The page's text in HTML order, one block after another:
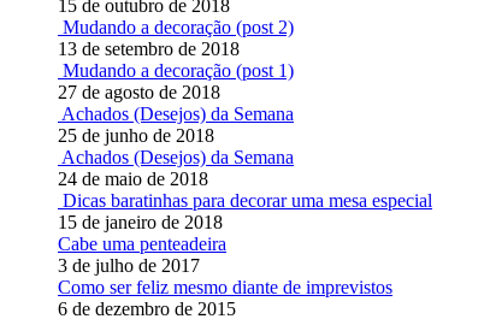
15 de outubro de 2018
Mudando a decoração (post 2)
13 de setembro de 2018
Mudando a decoração (post 1)
27 de agosto de 2018
Achados (Desejos) da Semana
25 de junho de 2018
Achados (Desejos) da Semana
24 de maio de 2018
Dicas baratinhas para decorar uma mesa especial
15 de janeiro de 2018
Cabe uma penteadeira
3 de julho de 2017
Como ser feliz mesmo diante de imprevistos
6 de dezembro de 2015